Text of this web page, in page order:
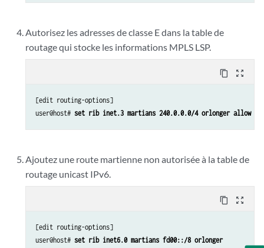
Autorisez les adresses de classe E dans la table de
routage qui stocke les informations MPLS LSP.
content_copy zoom_out_map
[edit routing-options]
user@host# set rib inet.3 martians 240.0.0.0/4 orlonger allow
Ajoutez une route martienne non autorisée à la table de
routage unicast IPv6.
content_copy zoom_out_map
[edit routing-options]
user@host# set rib inet6.0 martians fd00::/8 orlonger